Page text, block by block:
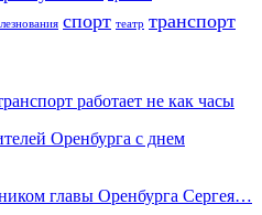
спорт театр транспорт
работает не как часы
Оренбурга с днем
главы Оренбурга Сергея…